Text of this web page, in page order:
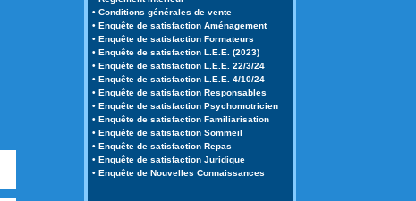
• Conditions générales de vente
• Enquête de satisfaction Aménagement
• Enquête de satisfaction Formateurs
• Enquête de satisfaction L.E.E. (2023)
• Enquête de satisfaction L.E.E. 22/3/24
• Enquête de satisfaction L.E.E. 4/10/24
• Enquête de satisfaction Responsables
• Enquête de satisfaction Psychomotricien
• Enquête de satisfaction Familiarisation
• Enquête de satisfaction Sommeil
• Enquête de satisfaction Repas
• Enquête de satisfaction Juridique
• Enquête de Nouvelles Connaissances